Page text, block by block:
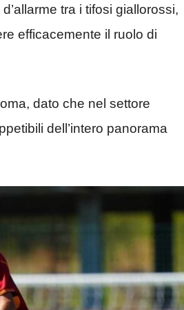
tra i tifosi giallorossi,
efficacemente il ruolo di
dato che nel settore
dell’intero panorama